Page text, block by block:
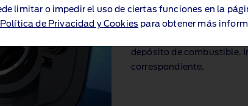
limitar o impedir el uso de ciertas funciones en la
Política de Privacidad y Cookies para obtener más
equivocado. El diseño
la boquilla correcta del
sistema sin tapón, de
depósito de combustible.
correspondiente.